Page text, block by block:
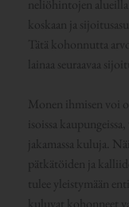
neliöhintojen
koskaan ja
Tätä kohonnutta
lainaa seuraavaa
Monen ihmisen voi
isoissa
jakamassa kuluja.
pätkätöiden ja
tulee yleistymään
kuluvat kohonneet